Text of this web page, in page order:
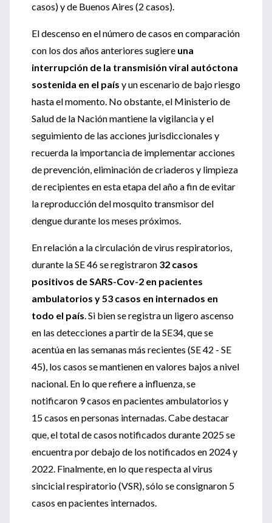
casos) y de Buenos Aires (2 casos).
El descenso en el número de casos en comparación
con los dos años anteriores sugiere una
interrupción de la transmisión viral autóctona
sostenida en el país y un escenario de bajo riesgo
hasta el momento. No obstante, el Ministerio de
Salud de la Nación mantiene la vigilancia y el
seguimiento de las acciones jurisdiccionales y
recuerda la importancia de implementar acciones
de prevención, eliminación de criaderos y limpieza
de recipientes en esta etapa del año a fin de evitar
la reproducción del mosquito transmisor del
dengue durante los meses próximos.
En relación a la circulación de virus respiratorios,
durante la SE 46 se registraron 32 casos
positivos de SARS-Cov-2 en pacientes
ambulatorios y 53 casos en internados en
todo el país. Si bien se registra un ligero ascenso
en las detecciones a partir de la SE34, que se
acentúa en las semanas más recientes (SE 42 - SE
45), los casos se mantienen en valores bajos a nivel
nacional. En lo que refiere a influenza, se
notificaron 9 casos en pacientes ambulatorios y
15 casos en personas internadas. Cabe destacar
que, el total de casos notificados durante 2025 se
encuentra por debajo de los notificados en 2024 y
2022. Finalmente, en lo que respecta al virus
sincicial respiratorio (VSR), sólo se consignaron 5
casos en pacientes internados.